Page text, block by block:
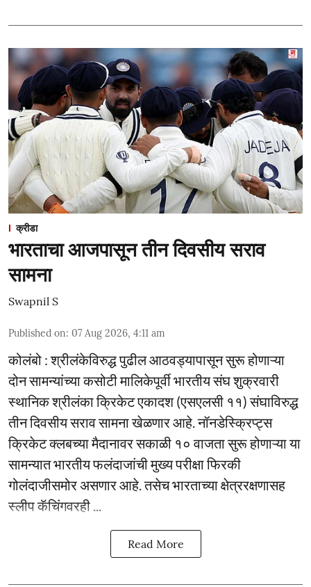
क्रीडा
भारताचा आजपासून तीन दिवसीय सराव
सामना
Swapnil S
Published on: 07 Aug 2026, 4:11 am
कोलंबो : श्रीलंकेविरुद्ध पुढील आठवड्यापासून सुरू होणाऱ्या
दोन सामन्यांच्या कसोटी मालिकेपूर्वी भारतीय संघ शुक्रवारी
स्थानिक श्रीलंका क्रिकेट एकादश (एसएलसी ११) संघाविरुद्ध
तीन दिवसीय सराव सामना खेळणार आहे. नॉनडेस्क्रिप्ट्स
क्रिकेट क्लबच्या मैदानावर सकाळी १० वाजता सुरू होणाऱ्या या
सामन्यात भारतीय फलंदाजांची मुख्य परीक्षा फिरकी
गोलंदाजीसमोर असणार आहे. तसेच भारताच्या क्षेत्ररक्षणासह
स्लीप कॅचिंगवरही ...
Read More